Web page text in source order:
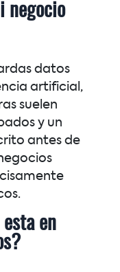
negocio
datos
artificial,
suelen
y un
antes de
en